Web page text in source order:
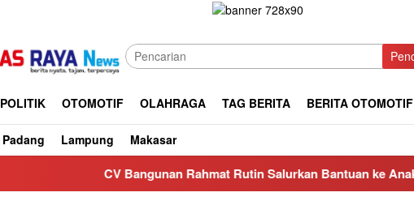
POLITIK OTOMOTIF OLAHRAGA TAG BERITA BERITA OTOMOTIF
Padang Lampung Makasar
CV Bangunan Rahmat Rutin Salurkan Bantuan ke Anak Yatim di